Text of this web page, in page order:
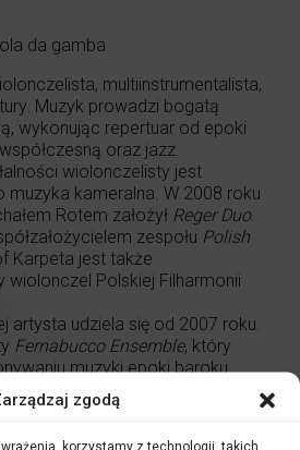
zgodą
korzystamy z technologii, takich
da gamba
multiinstrumentalista,
Muzyk prowadzi bogatą
wykonując repertuar od epoki
oraz jazz.
wiolonczelisty jest
muzyka kameralna. W 2008 roku
Rotem założył Reger Duo.
zespołu Polish
Karpeta jest także
wiolonczel Polskiej Filharmonii
artysta udziela się od 2007 roku.
Fernabucco Ensemble, który
muzyki epoki baroku.
da gamba i violone, wsółpracuje
dawnej, takimi jak: